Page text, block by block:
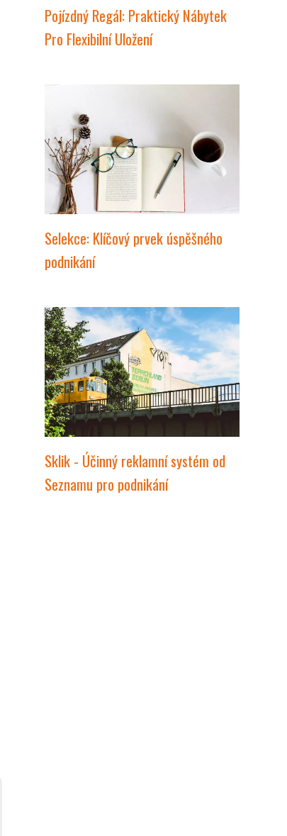
Pojízdný Regál: Praktický Nábytek
Pro Flexibilní Uložení
Selekce: Klíčový prvek úspěšného
podnikání
Sklik - Účinný reklamní systém od
Seznamu pro podnikání